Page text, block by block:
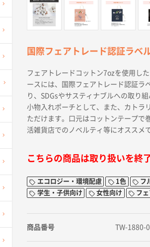
国際フェアトレード認証ラベ
フェアトレードコットン7ozを使用し
ースには、国際フェアトレード認証ラ
り、SDGsやサスティナブルへの取り
小物入れポーチとして、また、カトラ
ただけます。口元はコットンテープで
活雑貨店でのノベルティ等にオススメ
こちらの商品は取り扱いを終
エコロジー・環境配慮 1色 フ
学生・子供向け
女性向け フ
商品番号 TW-1880-